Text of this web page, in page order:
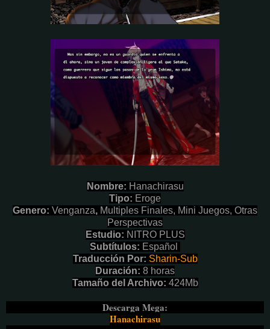
Nombre: Hanachirasu
Tipo: Eroge
Genero: Venganza, Multiples Finales, Mini Juegos, Otras
Perspectivas
Estudio: NITRO PLUS
Subtítulos: Español
Traducción Por: Sharin-Sub
Duración: 8 horas
Tamaño del Archivo: 424Mb
Descarga Mega:
Hanachirasu